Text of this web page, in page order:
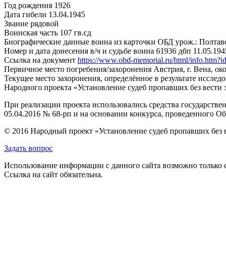
Год рождения 1926
Дата гибели 13.04.1945
Звание рядовой
Воинская часть 107 гв.сд
Биографические данные воина из карточки ОБД урож.:
Номер и дата донесения в/ч и судьбе воина 61936 дбп
Ссылка на документ https://www.obd-memorial.ru/html/
Первичное место погребения/захоронения Австрия, г. Вена,
Текущее место захоронения, определённое в результате
Народного проекта «Установление судеб пропавших без вести
При реализации проекта использовались средства
05.04.2016 № 68-рп и на основании конкурса, проведенного
© 2016 Народный проект «Установление судеб пропавших без
Задать вопрос
Использование информации с данного сайта возможно только
Ссылка на сайт обязательна.